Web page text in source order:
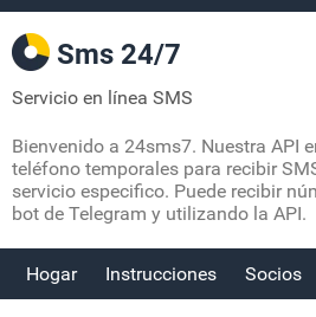
Sms 24/7
Servicio en línea SMS
Bienvenido a 24sms7. Nuestra API
teléfono temporales para recibir
servicio especifico. Puede recibir
bot de Telegram y utilizando la API.
Hogar Instrucciones Socios